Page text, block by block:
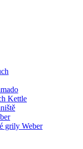
Kettle
grily Weber